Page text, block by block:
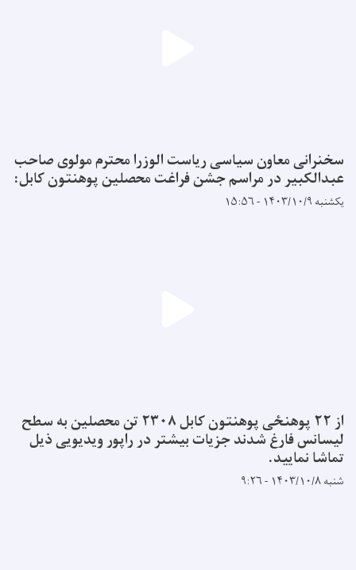
سخنرانی معاون سیاسی ریاست الوزرا محترم مولوی صاحب
عبدالکبیر در مراسم جشن فراغت محصلین پوهنتون کابل:
یکشنبه ۱۴۰۳/۱۰/۹ - ۱۵:۵۶
از ۲۲ پوهنځی پوهنتون کابل ۲۳۰۸ تن محصلین به سطح
لیسانس فارغ شدند جزیات بیشتر در راپور ویدیویی ذیل
تماشا نمایید.
شنبه ۱۴۰۳/۱۰/۸ - ۹:۲۶